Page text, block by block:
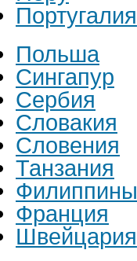
Португалия
Польша
Сингапур
Сербия
Словакия
Словения
Танзания
Филиппины
Франция
Швейцария